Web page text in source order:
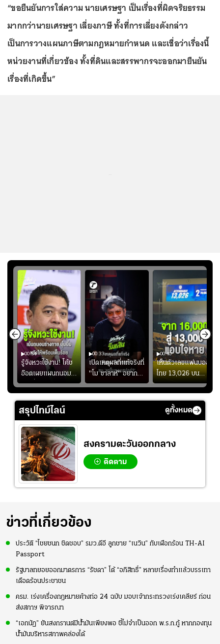
“ขอยืนยันการใส่ความ นายเศรษฐา เป็นเรื่องที่ผิดจริยธรรม
มากกว่านายเศรษฐา เลี่ยงภาษี ทั้งที่การเลี่ยงดังกล่าว
เป็นการวางแผนภาษีตามกฎหมายกำหนด และเชื่อว่าเรื่องนี้
หน่วยงานที่เกี่ยวข้อง ทั้งที่ดินและสรรพากรจะออกมายืนยัน
เรื่องที่เกิดขึ้น”
00:54
รู้จังหวะใช้งาน! โค้ช
อ๊อตเผยแผนถนอม
“บุ๋มบิ๋ม” เพื่อรักษา
ร่างกายให้พร้อมที่สุด
00:33
เปิดเหตุผลที่แท้จริงที่
"โม ซาลาห์" อยาก
ย้ายซบ "แทร็บซอนส
ปอร์"
00:40
เห็นตัวเลขแฟนบอล
ไทย 13,026 บน
สกอร์บอร์ดแล้วแอบ
ใจหาย น้อยกว่านัดที่
แล้วเจอมาเลเซียตั้ง
สรุปไทม์ไลน์ ดูทั้งหมด
สงครามตะวันออกกลาง
ติดตาม
ข่าวที่เกี่ยวข้อง
ประวัติ “ไชยชนก ชิดชอบ” รมว.ดีอี ลูกชาย “เนวิน” กับเผือกร้อน TH-AI
Passport
รัฐบาลทยอยออกมาตรการ “รัชดา” โต้ “อภิสิทธิ์” หลายเรื่องทำแล้วบรรเทา
เดือดร้อนประชาชน
ครม. เร่งเครื่องกฎหมายค้างท่อ 24 ฉบับ มอบเจ้ากระทรวงเร่งเคลียร์ ก่อน
ส่งสภาฯ พิจารณา
“เอกนัฏ” ยันสงกรานต์มีน้ำมันเพียงพอ ชี้ไม่จำเป็นออก พ.ร.ก.กู้ หากกองทุน
น้ำมันบริหารสภาพคล่องได้